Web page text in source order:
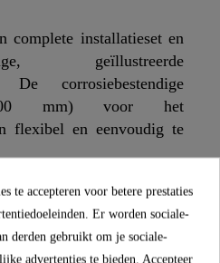
complete installatieset en
geïllustreerde
De corrosiebestendige
(500 mm) voor het
flexibel en eenvoudig te
te accepteren voor betere prestaties
Er worden sociale-
derden gebruikt om je sociale-
advertenties te bieden. Accepteer